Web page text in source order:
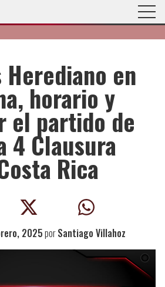
Herediano en
horario y
el partido de
4 Clausura
Rica
2025porSantiago Villahoz